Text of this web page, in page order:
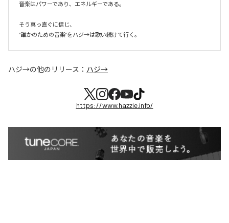
音楽はパワーであり、エネルギーである。
そう真っ直ぐに信じ、
ハジ→の他のリリース： ハジ→
https://www.hazzie.info/